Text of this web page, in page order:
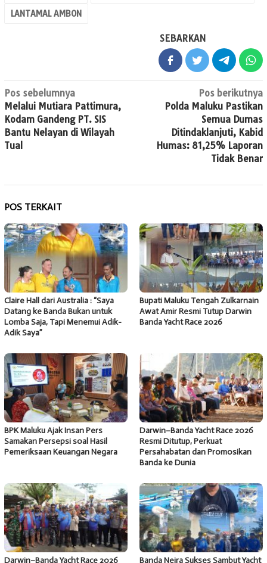
LANTAMAL AMBON
SEBARKAN
Navigasi
pos
Pos sebelumnya
Melalui Mutiara Pattimura,
Kodam Gandeng PT. SIS
Bantu Nelayan di Wilayah
Tual
Pos berikutnya
Polda Maluku Pastikan
Semua Dumas
Ditindaklanjuti, Kabid
Humas: 81,25% Laporan
Tidak Benar
POS TERKAIT
Claire Hall dari Australia : “Saya
Datang ke Banda Bukan untuk
Lomba Saja, Tapi Menemui Adik-
Adik Saya”
Bupati Maluku Tengah Zulkarnain
Awat Amir Resmi Tutup Darwin
Banda Yacht Race 2026
BPK Maluku Ajak Insan Pers
Samakan Persepsi soal Hasil
Pemeriksaan Keuangan Negara
Darwin–Banda Yacht Race 2026
Resmi Ditutup, Perkuat
Persahabatan dan Promosikan
Banda ke Dunia
Darwin–Banda Yacht Race 2026 Banda Neira Sukses Sambut Yacht